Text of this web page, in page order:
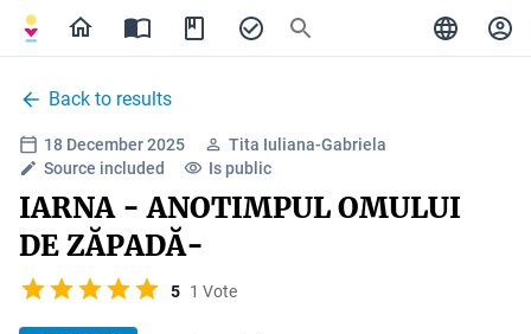
Back to results
18 December 2025
Tita Iuliana-Gabriela
Source included
Is public
IARNA - ANOTIMPUL OMULUI
DE ZĂPADĂ-
5 1 Vote